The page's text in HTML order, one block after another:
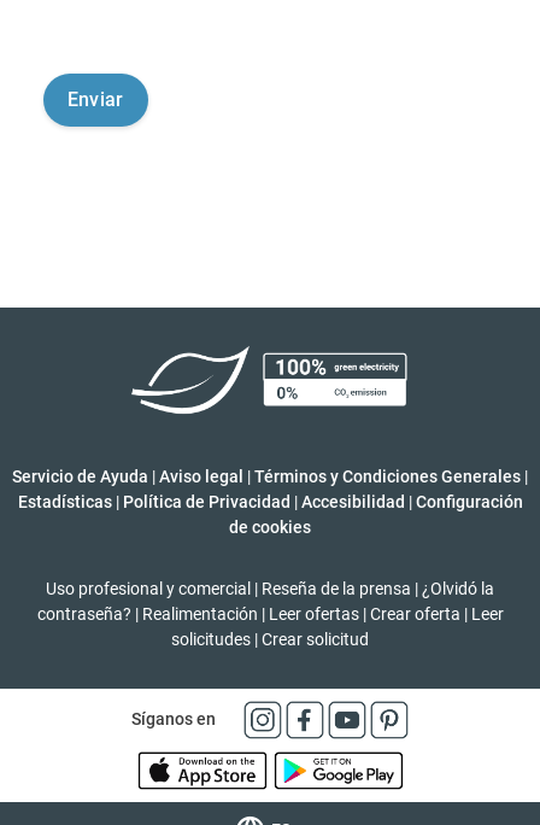
Servicio de Ayuda |Aviso legal |Términos y Condiciones Generales |
Estadísticas | Política de Privacidad | Accesibilidad | Configuración
de cookies
Uso profesional y comercial | Reseña de la prensa | ¿Olvidó la
contraseña? | Realimentación | Leer ofertas | Crear oferta | Leer
solicitudes |Crear solicitud
Síganos en